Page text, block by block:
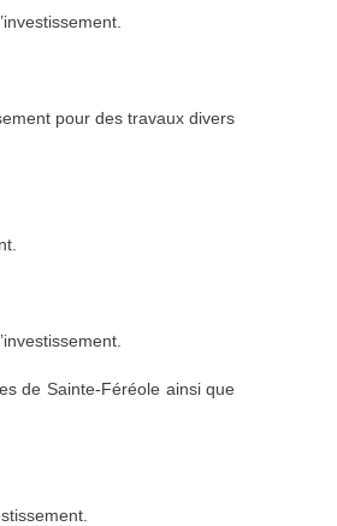
pour des travaux divers
de Sainte-Féréole ainsi que